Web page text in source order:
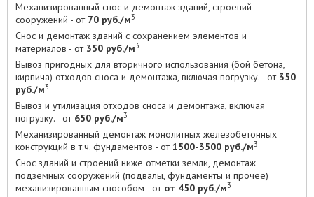
Механизированный снос и демонтаж зданий, строений
сооружений - от 70 руб./м3
Снос и демонтаж зданий с сохранением элементов и
материалов - от 350 руб./м3
Вывоз пригодных для вторичного использования (бой бетона,
кирпича) отходов сноса и демонтажа, включая погрузку. - от 350
руб./м3
Вывоз и утилизация отходов сноса и демонтажа, включая
погрузку. - от 650 руб./м3
Механизированный демонтаж монолитных железобетонных
конструкций в т.ч. фундаментов - от1500-3500 руб./м3
Снос зданий и строений ниже отметки земли, демонтаж
подземных сооружений (подвалы, фундаменты и прочее)
механизированным способом - от от 450 руб./м3